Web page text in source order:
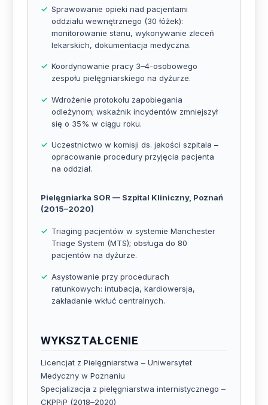
Sprawowanie opieki nad pacjentami
oddziału wewnętrznego (30 łóżek):
monitorowanie stanu, wykonywanie zleceń
lekarskich, dokumentacja medyczna.
Koordynowanie pracy 3–4-osobowego
zespołu pielęgniarskiego na dyżurze.
Wdrożenie protokołu zapobiegania
odleżynom; wskaźnik incydentów zmniejszył
się o 35% w ciągu roku.
Uczestnictwo w komisji ds. jakości szpitala –
opracowanie procedury przyjęcia pacjenta
na oddział.
Pielęgniarka SOR — Szpital Kliniczny, Poznań
(2015–2020)
Triaging pacjentów w systemie Manchester
Triage System (MTS); obsługa do 80
pacjentów na dyżurze.
Asystowanie przy procedurach
ratunkowych: intubacja, kardiowersja,
zakładanie wkłuć centralnych.
WYKSZTAŁCENIE
Licencjat z Pielęgniarstwa – Uniwersytet
Medyczny w Poznaniu
Specjalizacja z pielęgniarstwa internistycznego –
CKPPiP (2018–2020)